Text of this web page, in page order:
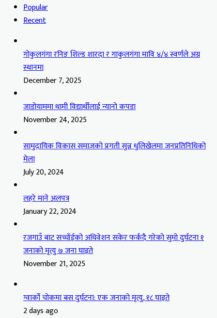
Popular
Recent
गोकुलगंगा रनिङ शिल्ड शारदा र गाकुलगंगा मावि ४/४ स्वर्णले अग्र
स्थानमा
December 7, 2025
जाडोयाममा थामी विद्यार्थीलाई न्यानो कपडा
November 24, 2025
सामुदायिक विकास समाजको प्रगती सुन्न धुलिखेलमा जनप्रतिनिधिको
मेला
July 20, 2024
लहरे माने अलपत्र
January 22, 2024
रजगाउँ बाट सच्चाँईको अधिवेशन सकेर फर्कदै गरेको सुमो दुर्घटना १
जनाको मृत्यु ७ जना घाइते
November 21, 2025
ग्वार्को चोकमा बस दुर्घटना: एक जनाको मृत्यु, १८ घाइते
2 days ago